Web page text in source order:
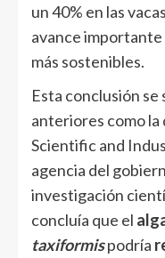
un 40% en las
avance importante
más sostenibles.
Esta conclusión se
anteriores como la
Scientific and
agencia del
investigación
concluía que el
taxiformispodría